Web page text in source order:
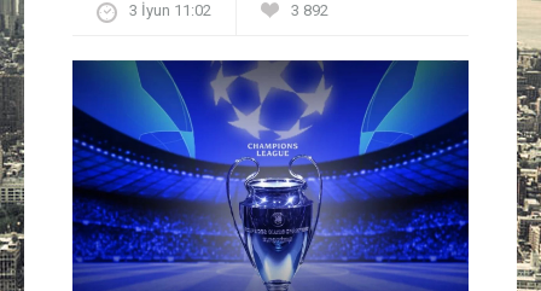
Güney Azərbaycan
Mədəniyyət
Müsahibə
İdman
Layihə
3 İyun 11:02 3 892